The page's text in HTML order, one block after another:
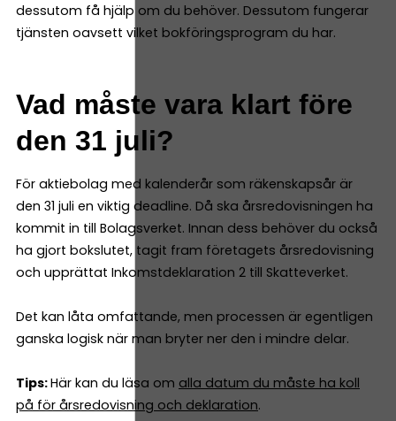
dessutom få hjälp om du behöver. Dessutom fungerar
tjänsten oavsett vilket bokföringsprogram du har.
Vad måste vara klart före
den 31 juli?
För aktiebolag med kalenderår som räkenskapsår är
den 31 juli en viktig deadline. Då ska årsredovisningen ha
kommit in till Bolagsverket. Innan dess behöver du också
ha gjort bokslutet, tagit fram företagets årsredovisning
och upprättat Inkomstdeklaration 2 till Skatteverket.
Det kan låta omfattande, men processen är egentligen
ganska logisk när man bryter ner den i mindre delar.
Tips:Här kan du läsa om alla datum du måste ha koll
på för årsredovisning och deklaration.